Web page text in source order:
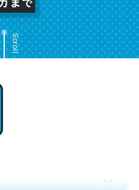
Scroll
ーなんだろうなと凄く思
文もお勧め。自分はこの流
Covid hit. Shit.
by ラーズ・ヌートバー